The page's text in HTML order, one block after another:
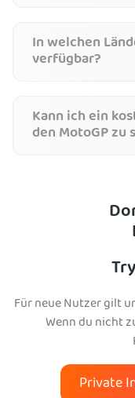
In welchen
verfügbar?
Kann ich ein
den MotoGP zu
Für neue Nutzer gilt
Wenn du nicht
Private